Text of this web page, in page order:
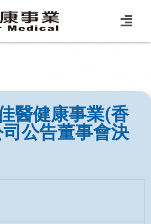
醫健康事業(香
公告董事會決